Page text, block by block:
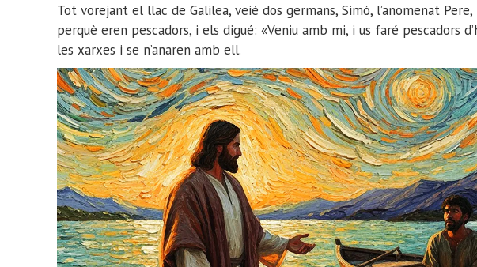
Tot vorejant el llac de Galilea, veié dos germans, Simó, l’anomenat
perquè eren pescadors, i els digué: «Veniu amb mi, i us faré pescadors
les xarxes i se n’anaren amb ell.